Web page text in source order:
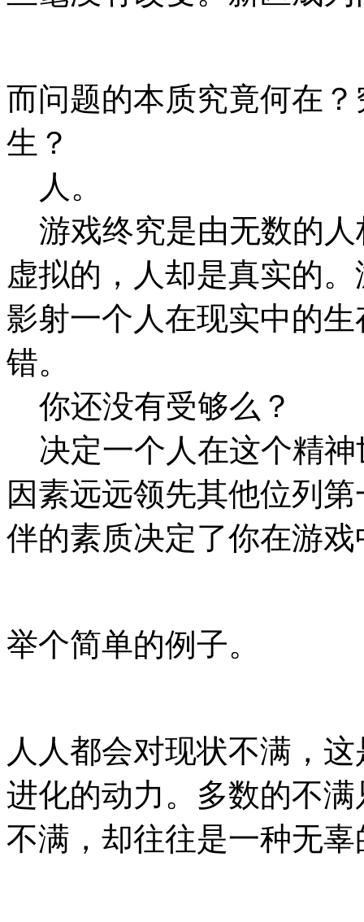
而问题的本质究竟何在
生？
人。
游戏终究是由无数的人
虚拟的，人却是真实的
影射一个人在现实中的
错。
你还没有受够么？
决定一个人在这个精神
因素远远领先其他位列
伴的素质决定了你在游
举个简单的例子。
人人都会对现状不满，
进化的动力。多数的不
不满，却往往是一种无